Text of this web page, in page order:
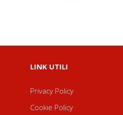
LINK UTILI
Privacy Policy
Cookie Policy